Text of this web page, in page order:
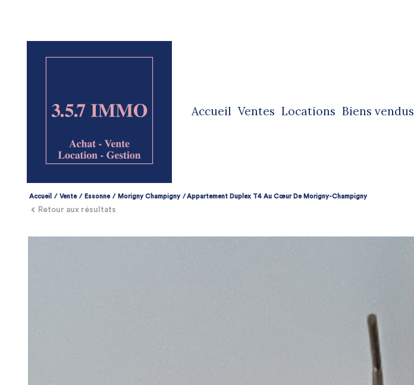
accueil ventes locations biens vendus
Accueil Vente Essonne Morigny Champigny Appartement Duplex T4 Au Cœur De Morigny-Champigny
Retour aux résultats